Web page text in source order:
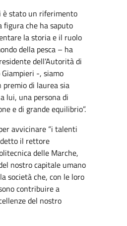
è stato un riferimento
che ha saputo
la storia e il ruolo
della pesca – ha
dell’Autorità di
-, siamo
premio di laurea sia
lui, una persona di
e di grande equilibrio”.
avvicinare “i talenti
il rettore
delle Marche,
nostro capitale umano
società che, con le loro
contribuire a
del nostro